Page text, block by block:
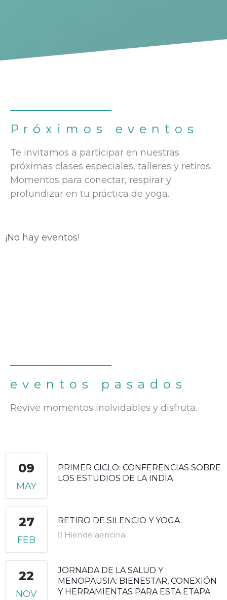
Próximos eventos
Te invitamos a participar en nuestras
próximas clases especiales, talleres y retiros.
Momentos para conectar, respirar y
profundizar en tu práctica de yoga.
¡No hay eventos!
eventos pasados
Revive momentos inolvidables y disfruta.
09
MAY
PRIMER CICLO: CONFERENCIAS SOBRE
LOS ESTUDIOS DE LA INDIA
27
FEB
RETIRO DE SILENCIO Y YOGA
Hiendelaencina
22
NOV
JORNADA DE LA SALUD Y
MENOPAUSIA: BIENESTAR, CONEXIÓN
Y HERRAMIENTAS PARA ESTA ETAPA